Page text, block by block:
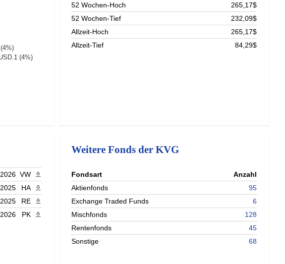
(4%)
52 Wochen-Hoch
265,17$
52 Wochen-Tief
232,09$
Allzeit-Hoch
265,17$
Allzeit-Tief
84,29$
VW
PDF herunterladen
HA
PDF herunterladen
RE
PDF herunterladen
PK PDF herunterladen
Weitere Fonds der KVG
Fondsart
Anzahl
Aktienfonds
95
Exchange Traded Funds
6
Mischfonds
128
Rentenfonds
45
Sonstige
68